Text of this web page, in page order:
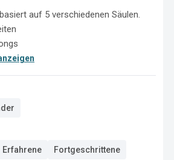
auf 5 verschiedenen Säulen.
Erfahrene
Fortgeschrittene